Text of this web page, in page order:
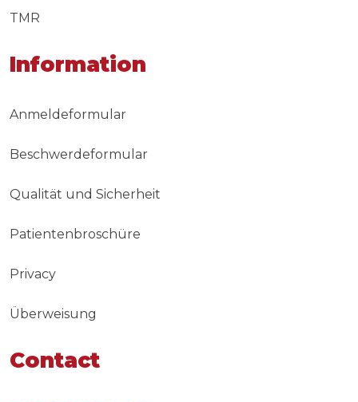
TMR
Information
Anmeldeformular
Beschwerdeformular
Qualität und Sicherheit
Patientenbroschüre
Privacy
Überweisung
Contact